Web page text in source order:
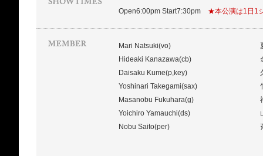
Open6:00pm Start7:30pm ★本公演は1日1
Mari Natsuki(vo)
Hideaki Kanazawa(cb)
Daisaku Kume(p,key)
Yoshinari Takegami(sax)
Masanobu Fukuhara(g)
Yoichiro Yamauchi(ds)
Nobu Saito(per)